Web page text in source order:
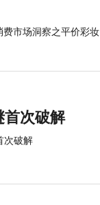
市场洞察之平价彩妆
首次破解
次破解